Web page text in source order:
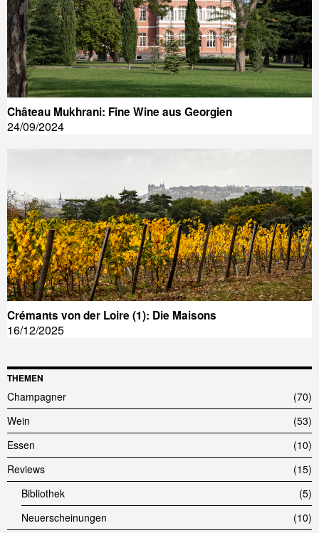
Château Mukhrani: Fine Wine aus Georgien
24/09/2024
Crémants von der Loire (1): Die Maisons
16/12/2025
THEMEN
Champagner
70
Wein
53
Essen
10
Reviews
15
Bibliothek
5
Neuerscheinungen
10